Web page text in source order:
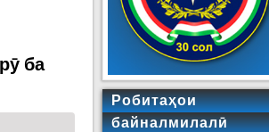
наҷот доданд. Чанд маслиҳати муфид ба
ба
Робитаҳои
байналмилалӣ